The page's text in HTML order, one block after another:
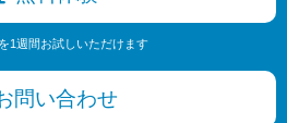
1週間お試しいただけます
問い合わせ